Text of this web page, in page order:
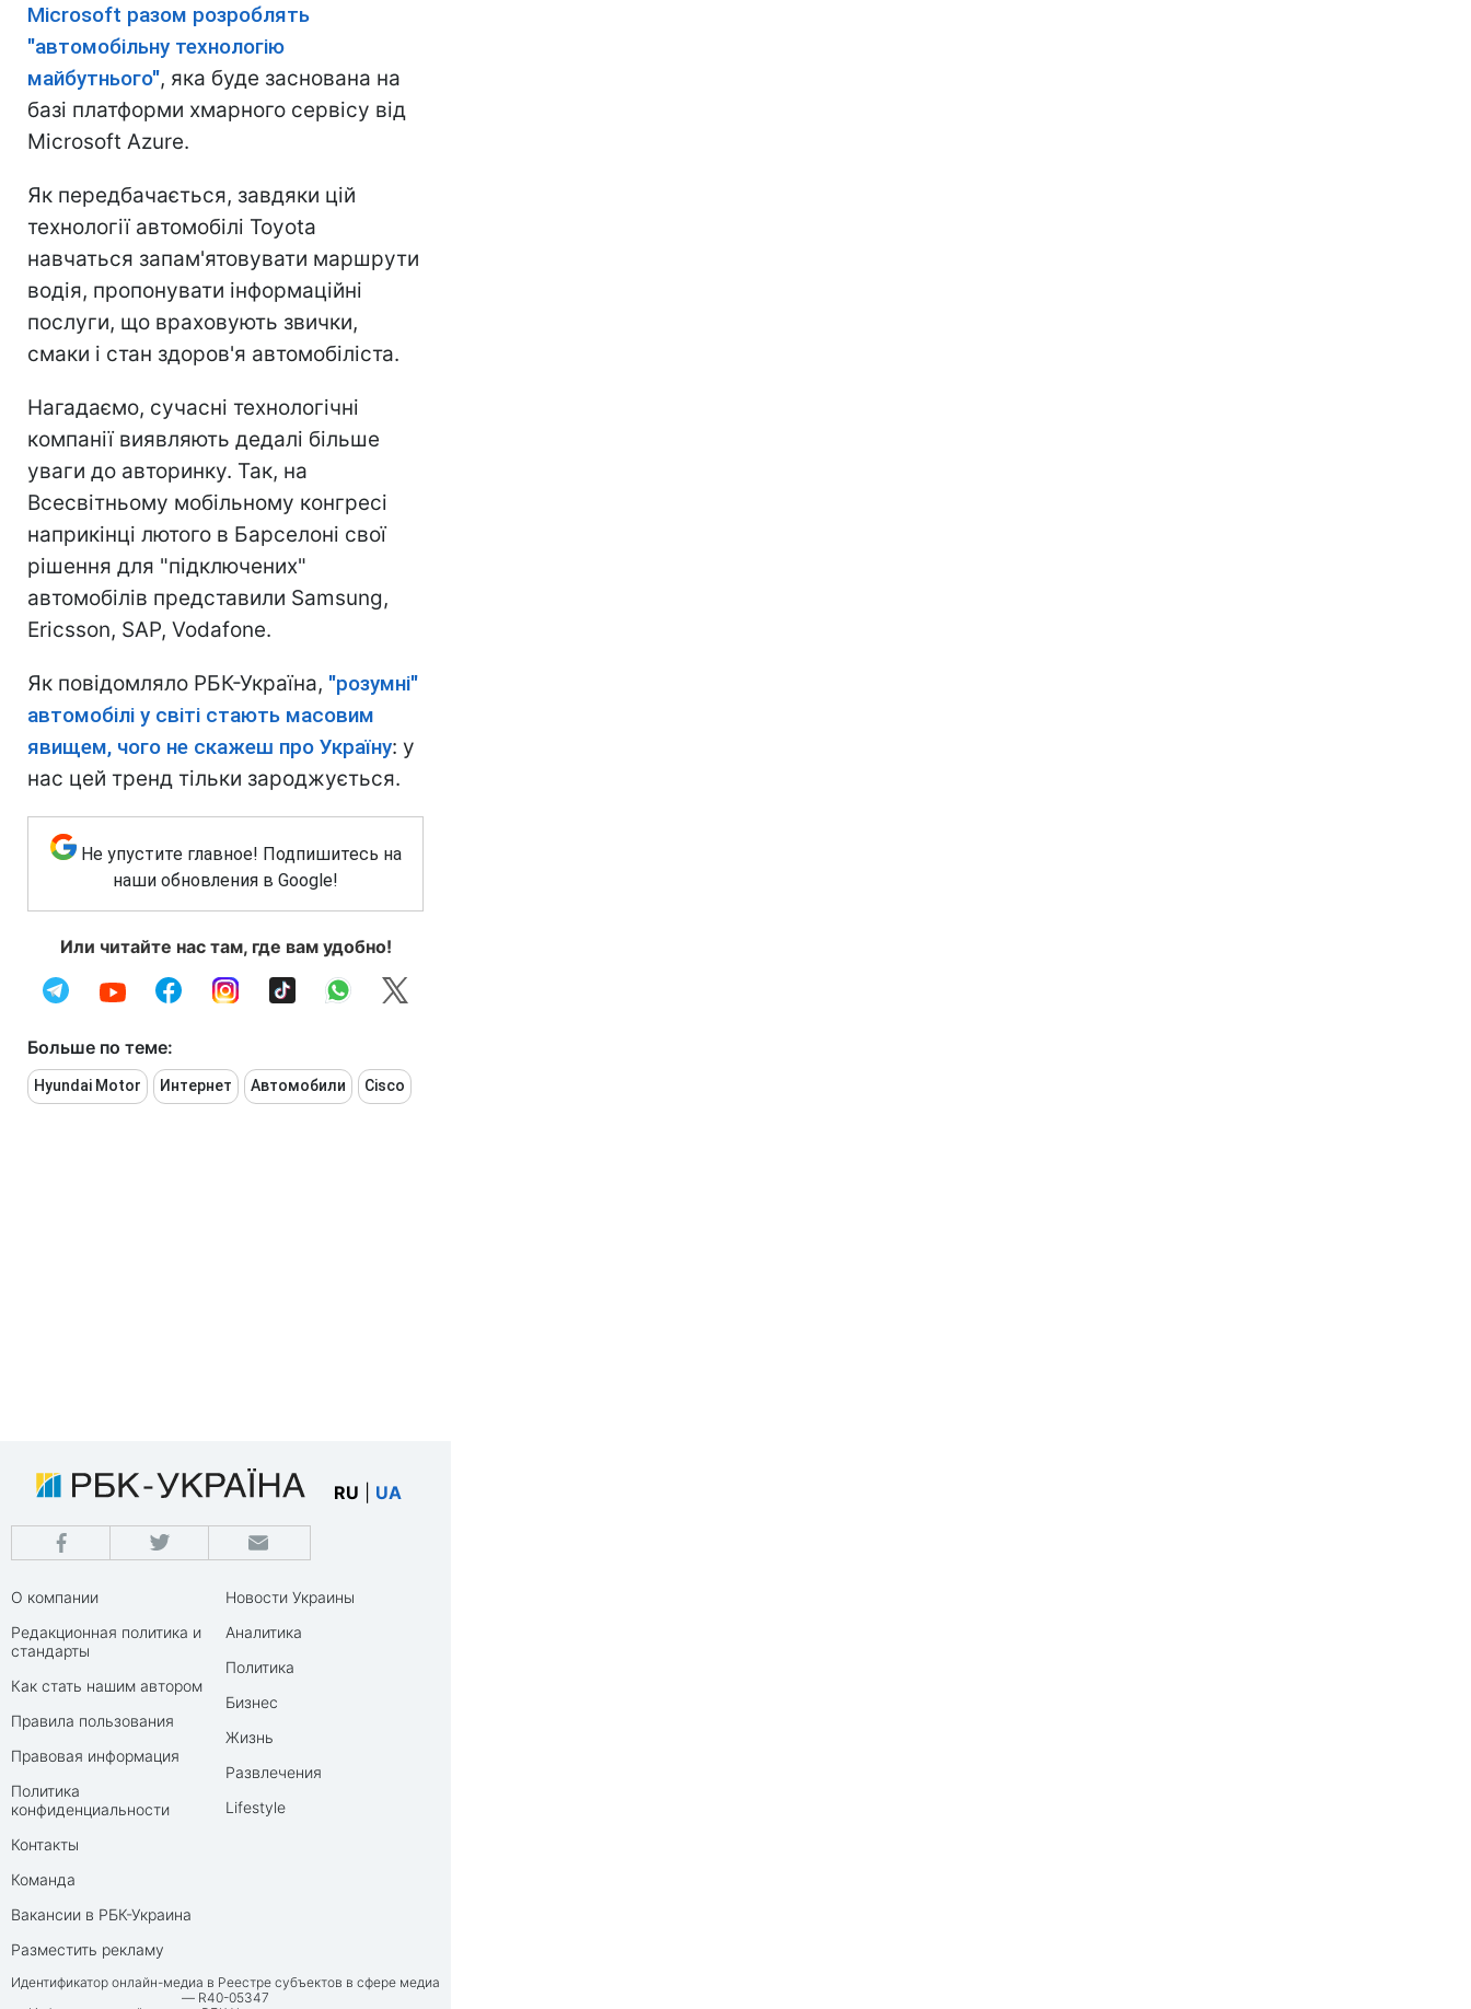
Microsoft разом розроблять
"автомобільну технологію
майбутнього", яка буде заснована на
базі платформи хмарного сервісу від
Microsoft Azure.
Як передбачається, завдяки цій
технології автомобілі Toyota
навчаться запам'ятовувати маршрути
водія, пропонувати інформаційні
послуги, що враховують звички,
смаки і стан здоров'я автомобіліста.
Нагадаємо, сучасні технологічні
компанії виявляють дедалі більше
уваги до авторинку. Так, на
Всесвітньому мобільному конгресі
наприкінці лютого в Барселоні свої
рішення для "підключених"
автомобілів представили Samsung,
Ericsson, SAP, Vodafone.
Як повідомляло РБК-Україна, "розумні"
автомобілі у світі стають масовим
явищем, чого не скажеш про Україну: у
нас цей тренд тільки зароджується.
Не упустите главное! Подпишитесь на
наши обновления в Google!
Или читайте нас там, где вам удобно!
Больше по теме:
Hyundai Motor Интернет Автомобили Cisco
RU UA
О компании
Редакционная политика и
стандарты
Как стать нашим автором
Правила пользования
Правовая информация
Политика
конфиденциальности
Контакты
Команда
Вакансии в РБК-Украина
Разместить рекламу
Новости Украины
Аналитика
Политика
Бизнес
Жизнь
Развлечения
Lifestyle
Идентификатор онлайн-медиа в Реестре субъектов в сфере медиа
— R40-05347